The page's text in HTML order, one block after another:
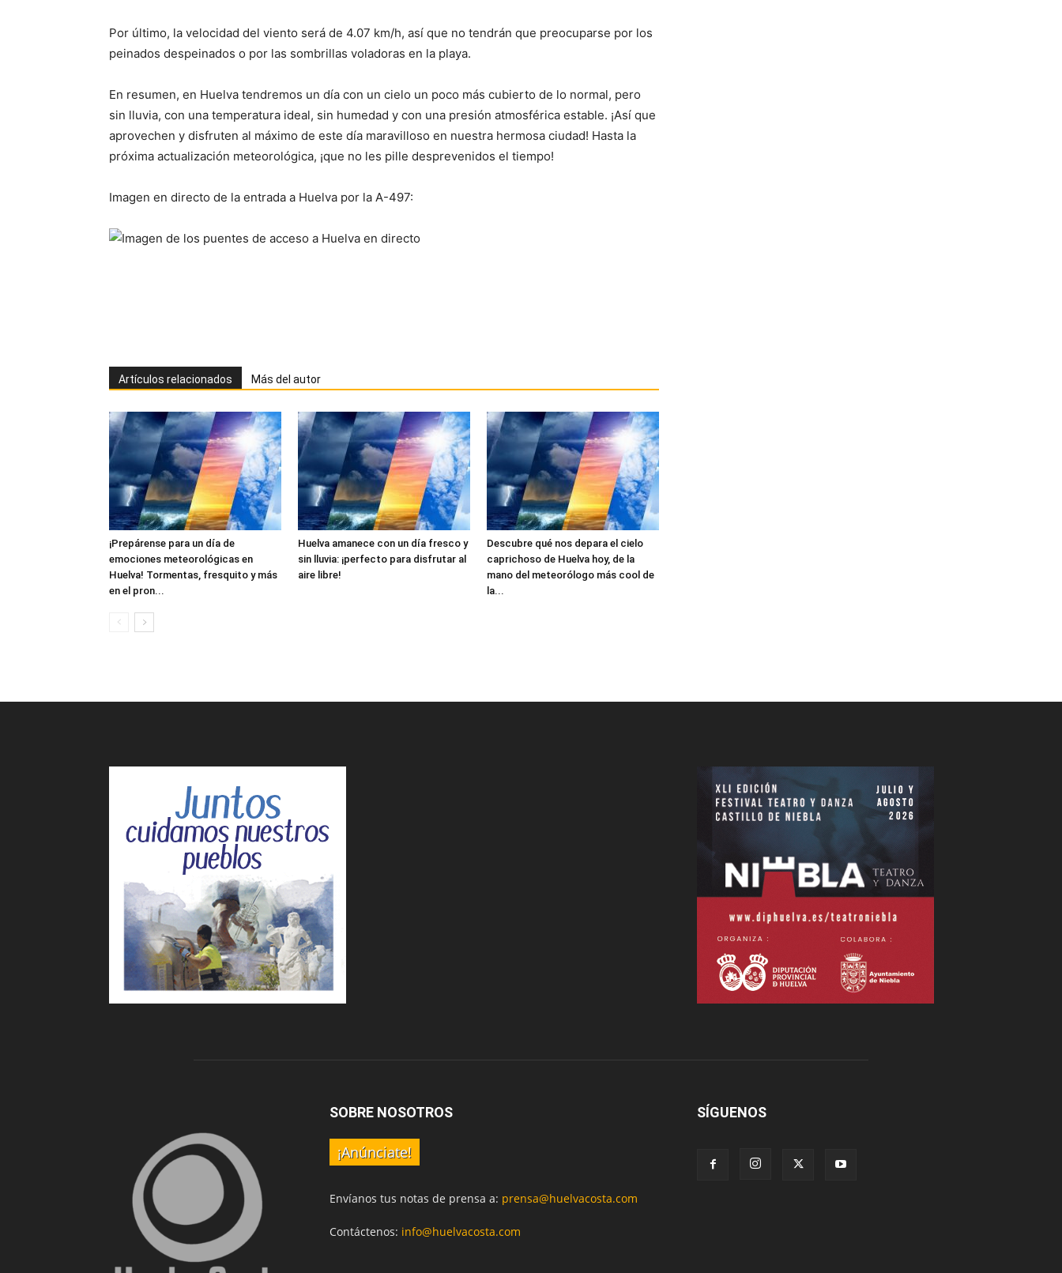
Por último, la velocidad del viento será de 4.07 km/h, así que no tendrán que preocuparse por los
peinados despeinados o por las sombrillas voladoras en la playa.
En resumen, en Huelva tendremos un día con un cielo un poco más cubierto de lo normal, pero
sin lluvia, con una temperatura ideal, sin humedad y con una presión atmosférica estable. ¡Así que
aprovechen y disfruten al máximo de este día maravilloso en nuestra hermosa ciudad! Hasta la
próxima actualización meteorológica, ¡que no les pille desprevenidos el tiempo!
Imagen en directo de la entrada a Huelva por la A-497:
Artículos relacionados Más del autor
¡Prepárense para un día de
emociones meteorológicas en
Huelva! Tormentas, fresquito y más
en el pron...
Huelva amanece con un día fresco y
sin lluvia: ¡perfecto para disfrutar al
aire libre!
Descubre qué nos depara el cielo
caprichoso de Huelva hoy, de la
mano del meteorólogo más cool de
la...
SOBRE NOSOTROS
¡Anúnciate!
Envíanos tus notas de prensa a: prensa@huelvacosta.com
Contáctenos: info@huelvacosta.com
SÍGUENOS